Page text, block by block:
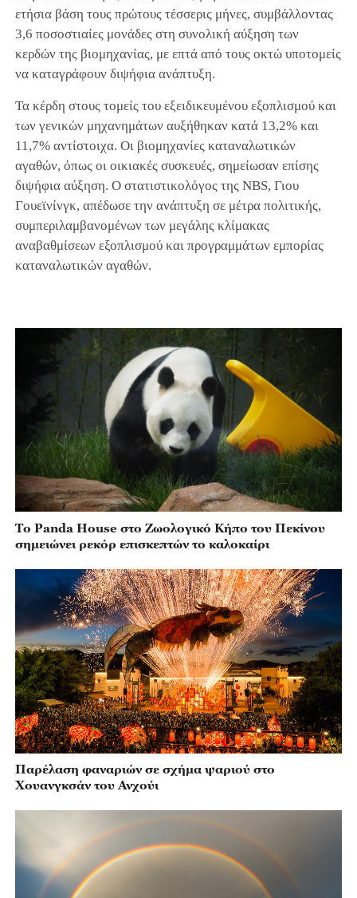
ετήσια βάση τους πρώτους τέσσερις μήνες, συμβάλλοντας
3,6 ποσοστιαίες μονάδες στη συνολική αύξηση των
κερδών της βιομηχανίας, με επτά από τους οκτώ υποτομείς
να καταγράφουν διψήφια ανάπτυξη.
Τα κέρδη στους τομείς του εξειδικευμένου εξοπλισμού και
των γενικών μηχανημάτων αυξήθηκαν κατά 13,2% και
11,7% αντίστοιχα. Οι βιομηχανίες καταναλωτικών
αγαθών, όπως οι οικιακές συσκευές, σημείωσαν επίσης
διψήφια αύξηση. Ο στατιστικολόγος της NBS, Γιου
Γουεϊνίνγκ, απέδωσε την ανάπτυξη σε μέτρα πολιτικής,
συμπεριλαμβανομένων των μεγάλης κλίμακας
αναβαθμίσεων εξοπλισμού και προγραμμάτων εμπορίας
καταναλωτικών αγαθών.
Το Panda House στο Ζωολογικό Κήπο του Πεκίνου
σημειώνει ρεκόρ επισκεπτών το καλοκαίρι
Παρέλαση φαναριών σε σχήμα ψαριού στο
Χουανγκσάν του Ανχούι